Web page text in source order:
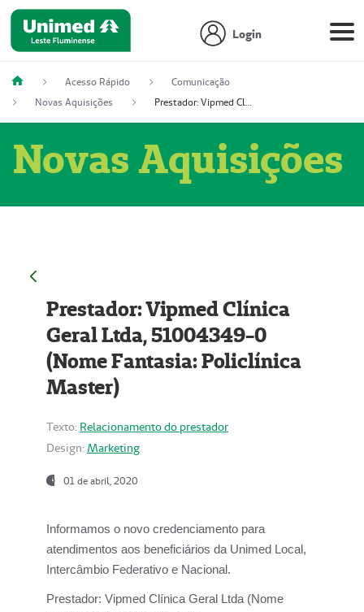
Login
Acesso Rápido
Comunicação
Novas Aquisições
Prestador: Vipmed Clínica Geral Ltda, 51004349-0 (Nome Fantasia: Policlínica Master)
Novas Aquisições
Prestador: Vipmed Clínica
Geral Ltda, 51004349-0
(Nome Fantasia: Policlínica
Master)
Texto: Relacionamento do prestador
Design: Marketing
01 de abril, 2020
Informamos o novo credenciamento para
atendimentos aos beneficiários da Unimed Local,
Intercâmbio Federativo e Nacional.
Prestador: Vipmed Clínica Geral Ltda (Nome